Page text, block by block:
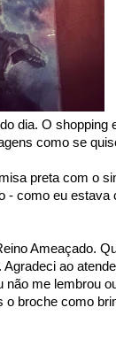
dia. O shopping
como se
preta com o
- como eu
Ameaçado.
ao
não me lembrou
broche como